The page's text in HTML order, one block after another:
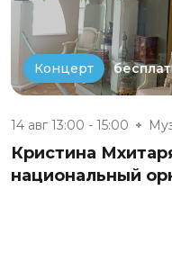
Концерт
14 авг 13:00 - 15:00
Кристина
национальный